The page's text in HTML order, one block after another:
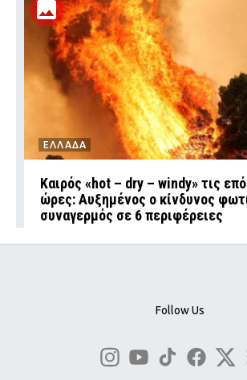
ΕΛΛΑΔΑ
Καιρός «hot – dry – windy» τις
ώρες: Αυξημένος ο κίνδυνος
συναγερμός σε 6 περιφέρειες
Follow Us